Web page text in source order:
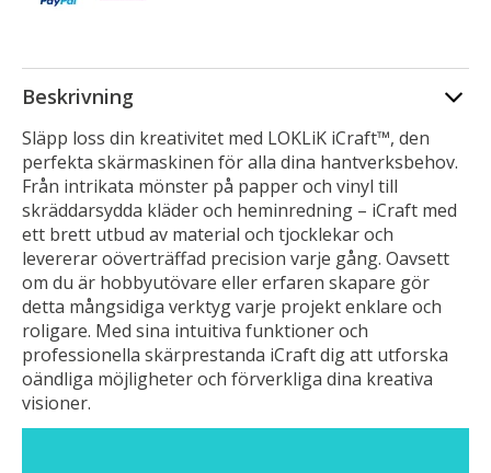
Beskrivning
Släpp loss din kreativitet med LOKLiK iCraft™, den
perfekta skärmaskinen för alla dina hantverksbehov.
Från intrikata mönster på papper och vinyl till
skräddarsydda kläder och heminredning – iCraft med
ett brett utbud av material och tjocklekar och
levererar oöverträffad precision varje gång. Oavsett
om du är hobbyutövare eller erfaren skapare gör
detta mångsidiga verktyg varje projekt enklare och
roligare. Med sina intuitiva funktioner och
professionella skärprestanda iCraft dig att utforska
oändliga möjligheter och förverkliga dina kreativa
visioner.